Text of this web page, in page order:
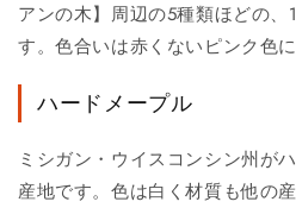
アンの木】周辺の5種類ほどの
す。色合いは赤くないピンク色
ハードメープル
ミシガン・ウイスコンシン州が
産地です。色は白く材質も他の